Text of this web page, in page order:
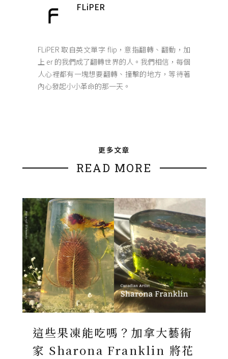
FLiPER
FLiPER 取自英文單字 flip，意指翻轉、翻動，加
上 er 的我們成了翻轉世界的人。我們相信，每個
人心裡都有一塊想要翻轉、撞擊的地方，等待著
內心發起小小革命的那一天。
更多文章
READ MORE
這些果凍能吃嗎？加拿大藝術
家 Sharona Franklin 將花